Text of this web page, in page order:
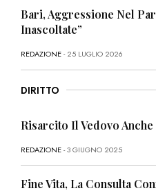
Bari, Aggressione Nel
Inascoltate”
REDAZIONE- 25 LUGLIO 2026
DIRITTO
Risarcito Il Vedovo
REDAZIONE- 3 GIUGNO 2025
Fine Vita, La Consulta